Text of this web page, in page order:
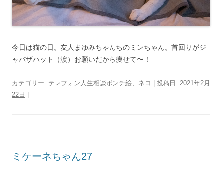
今日は猫の日。友人まゆみちゃんちのミンちゃん。首回りがジ
ャバザハット（涙）お願いだから痩せて〜！
カテゴリー: テレフォン人生相談ポンチ絵 ネコ | 投稿日: 2021年2月
22日
ミケーネちゃん27